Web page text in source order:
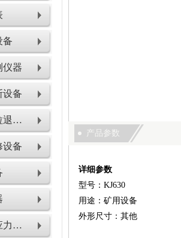
备
仪器
设备
煤矿锚索张拉退锚设备
设备
锚索锚杆预应力检测设备
产品参数
详细参数
型号：KJ630
用途：矿用设备
外形尺寸：其他